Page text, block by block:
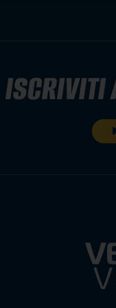
ISCRIVITI